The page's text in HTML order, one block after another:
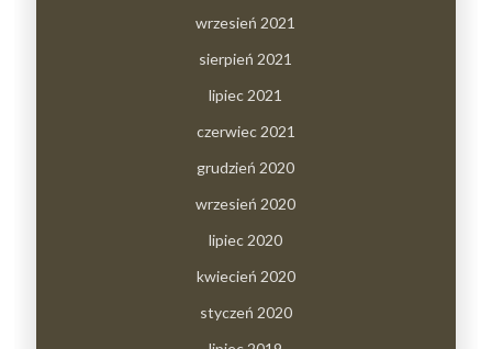
wrzesień 2021
sierpień 2021
lipiec 2021
czerwiec 2021
grudzień 2020
wrzesień 2020
lipiec 2020
kwiecień 2020
styczeń 2020